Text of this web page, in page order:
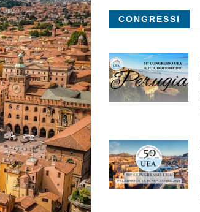
CONGRESSI